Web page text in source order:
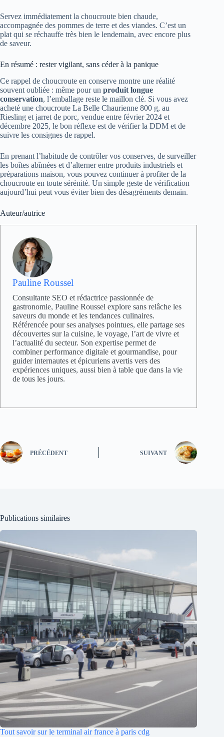
Servez immédiatement la choucroute bien chaude,
accompagnée des pommes de terre et des viandes. C’est un
plat qui se réchauffe très bien le lendemain, avec encore plus
de saveur.
En résumé : rester vigilant, sans céder à la panique
Ce rappel de choucroute en conserve montre une réalité
souvent oubliée : même pour un produit longue
conservation, l’emballage reste le maillon clé. Si vous avez
acheté une choucroute La Belle Chaurienne 800 g, au
Riesling et jarret de porc, vendue entre février 2024 et
décembre 2025, le bon réflexe est de vérifier la DDM et de
suivre les consignes de rappel.
En prenant l’habitude de contrôler vos conserves, de surveiller
les boîtes abîmées et d’alterner entre produits industriels et
préparations maison, vous pouvez continuer à profiter de la
choucroute en toute sérénité. Un simple geste de vérification
aujourd’hui peut vous éviter bien des désagréments demain.
Auteur/autrice
Pauline Roussel
Consultante SEO et rédactrice passionnée de
gastronomie, Pauline Roussel explore sans relâche les
saveurs du monde et les tendances culinaires.
Référencée pour ses analyses pointues, elle partage ses
découvertes sur la cuisine, le voyage, l’art de vivre et
l’actualité du secteur. Son expertise permet de
combiner performance digitale et gourmandise, pour
guider internautes et épicuriens avertis vers des
expériences uniques, aussi bien à table que dans la vie
de tous les jours.
PRÉCÉDENT SUIVANT
Publications similaires
Tout savoir sur le terminal air france à paris cdg